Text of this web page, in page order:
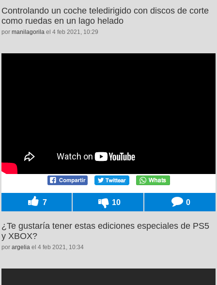
Controlando un coche teledirigido con discos de corte
como ruedas en un lago helado
por manilagorila el 4 feb 2021, 10:29
7 10 0
¿Te gustaría tener estas ediciones especiales de PS5
y XBOX?
por argelia el 4 feb 2021, 10:34